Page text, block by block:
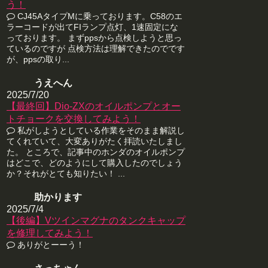
う！
CJ45AタイプMに乗っております。C58のエ
ラーコードが出てFIランプ点灯、1速固定にな
っております。 まずppsから点検しようと思っ
ているのですが 点検方法は理解できたのでです
が、ppsの取り...
うえへん
2025/7/20
【最終回】Dio-ZXのオイルポンプとオー
トチョークを交換してみよう！
私がしようとしている作業をそのまま解説し
てくれていて、大変ありがたく拝読いたしまし
た。 ところで、記事中のホンダのオイルポンプ
はどこで、どのようにして購入したのでしょう
か？それがとても知りたい！ ...
助かります
2025/7/4
【後編】Vツインマグナのタンクキャップ
を修理してみよう！
ありがとーーう！